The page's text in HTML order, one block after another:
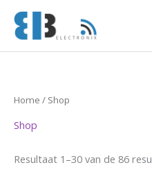
naar
inhoud
Home / Shop
Shop
Resultaat 1–30 van de 86